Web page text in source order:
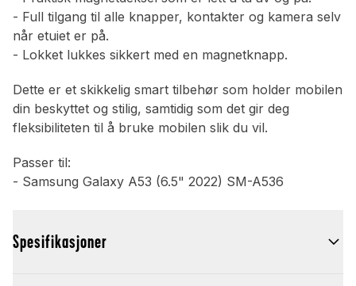
- Full tilgang til alle knapper, kontakter og kamera selv
når etuiet er på.
- Lokket lukkes sikkert med en magnetknapp.
Dette er et skikkelig smart tilbehør som holder mobilen
din beskyttet og stilig, samtidig som det gir deg
fleksibiliteten til å bruke mobilen slik du vil.
Passer til:
- Samsung Galaxy A53 (6.5" 2022) SM-A536
Spesifikasjoner